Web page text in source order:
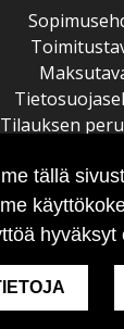
Tilauksen
tällä
hyväksyt